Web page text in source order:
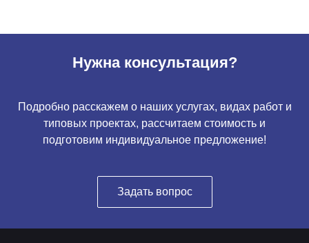
Нужна консультация?
Подробно расскажем о наших услугах, видах работ и
типовых проектах, рассчитаем стоимость и
подготовим индивидуальное предложение!
Задать вопрос